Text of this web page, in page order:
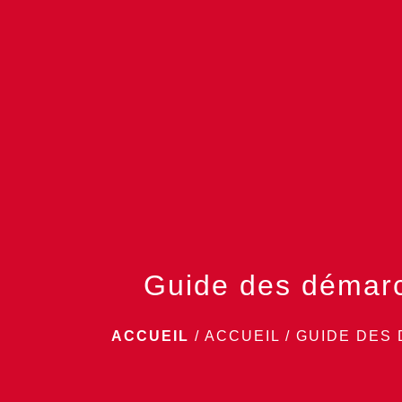
Guide des
ACCUEIL / ACCUEIL / GUIDE DES